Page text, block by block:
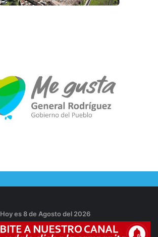
Hoy es 8 de Agosto del 2026